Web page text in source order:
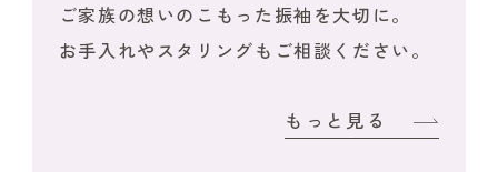
ご家族の想いのこもった振袖を大切に。
お手入れやスタリングもご相談ください。
もっと見る